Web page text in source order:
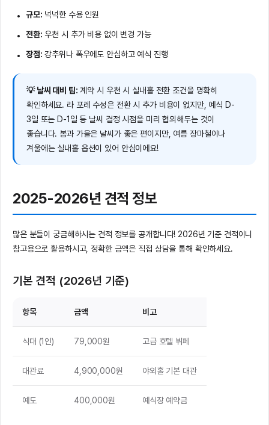
규모: 넉넉한 수용 인원
전환: 우천 시 추가 비용 없이 변경 가능
장점: 강추위나 폭우에도 안심하고 예식 진행
💡 날씨 대비 팁: 계약 시 우천 시 실내홀 전환 조건을 명확히
확인하세요. 라 포레 수성은 전환 시 추가 비용이 없지만, 예식 D-
3일 또는 D-1일 등 날씨 결정 시점을 미리 협의해두는 것이
좋습니다. 봄과 가을은 날씨가 좋은 편이지만, 여름 장마철이나
겨울에는 실내홀 옵션이 있어 안심이에요!
2025-2026년 견적 정보
많은 분들이 궁금해하시는 견적 정보를 공개합니다! 2026년 기준 견적이니
참고용으로 활용하시고, 정확한 금액은 직접 상담을 통해 확인하세요.
기본 견적 (2026년 기준)
항목 금액 비고
식대 (1인) 79,000원 고급 호텔 뷔페
대관료 4,900,000원 야외홀 기본 대관
예도 400,000원 예식장 예약금